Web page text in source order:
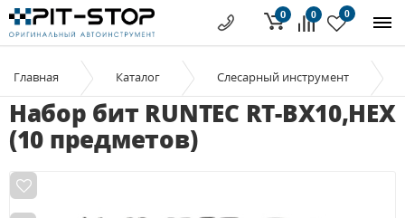
0 0
0
Главная Каталог Слесарный инструмент
Набор бит RUNTEC RT-BX10,HEX
(10 предметов)